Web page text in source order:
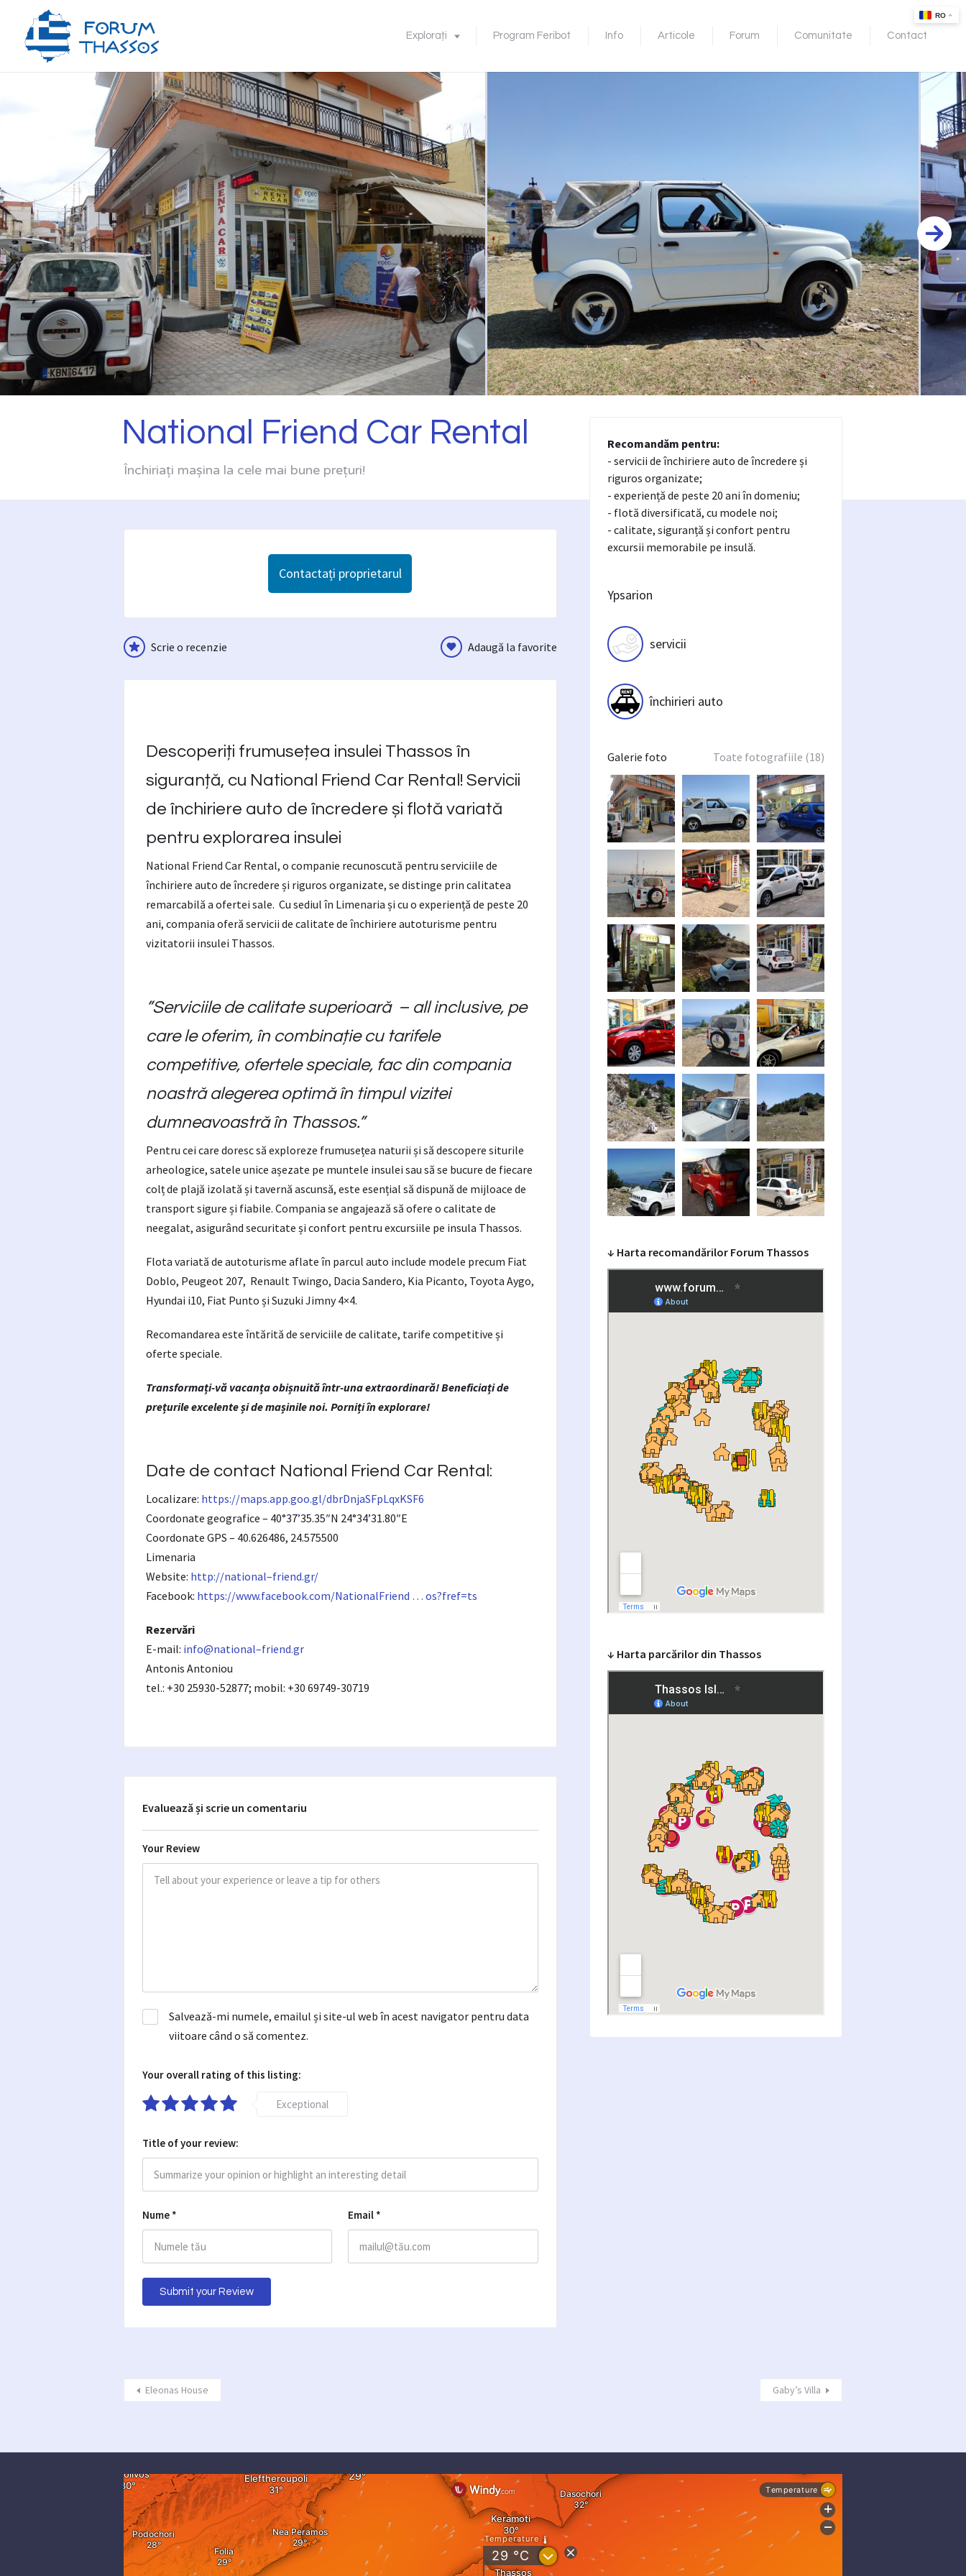
Explorați Program Feribot Info Articole Forum Comunitate Contact
National Friend Car Rental
Închiriați mașina la cele mai bune prețuri!
Contactați proprietarul
Scrie o recenzie Adaugă la favorite
Descoperiți frumusețea insulei Thassos în
siguranță, cu National Friend Car Rental! Servicii
de închiriere auto de încredere și flotă variată
pentru explorarea insulei
National Friend Car Rental, o companie recunoscută pentru serviciile de
închiriere auto de încredere și riguros organizate, se distinge prin calitatea
remarcabilă a ofertei sale. Cu sediul în Limenaria și cu o experiență de peste 20
ani, compania oferă servicii de calitate de închiriere autoturisme pentru
vizitatorii insulei Thassos.
”Serviciile de calitate superioară – all inclusive, pe
care le oferim, în combinație cu tarifele
competitive, ofertele speciale, fac din compania
noastră alegerea optimă în timpul vizitei
dumneavoastră în Thassos.”
Pentru cei care doresc să exploreze frumusețea naturii și să descopere siturile
arheologice, satele unice așezate pe muntele insulei sau să se bucure de fiecare
colț de plajă izolată și tavernă ascunsă, este esențial să dispună de mijloace de
transport sigure și fiabile. Compania se angajează să ofere o calitate de
neegalat, asigurând securitate și confort pentru excursiile pe insula Thassos.
Flota variată de autoturisme aflate în parcul auto include modele precum Fiat
Doblo, Peugeot 207, Renault Twingo, Dacia Sandero, Kia Picanto, Toyota Aygo,
Hyundai i10, Fiat Punto și Suzuki Jimny 4×4.
Recomandarea este întărită de serviciile de calitate, tarife competitive și
oferte speciale.
Transformați-vă vacanța obișnuită într-una extraordinară! Beneficiați de
prețurile excelente și de mașinile noi. Porniți în explorare!
Date de contact National Friend Car Rental:
Localizare: https://maps.app.goo.gl/dbrDnjaSFpLqxKSF6
Coordonate geografice – 40°37’35.35″N 24°34’31.80″E
Coordonate GPS – 40.626486, 24.575500
Limenaria
Website: http://national–friend.gr/
Facebook: https://www.facebook.com/NationalFriend … os?fref=ts
Rezervări
E-mail: info@national–friend.gr
Antonis Antoniou
tel.: +30 25930-52877; mobil: +30 69749-30719
Evaluează și scrie un comentariu
Your Review
Nume * Email *
Salvează-mi numele, emailul și site-ul web în acest navigator pentru data
viitoare când o să comentez.
Your overall rating of this listing:
Exceptional
Title of your review:
Recomandăm pentru:
- servicii de închiriere auto de încredere și
riguros organizate;
- experiență de peste 20 ani în domeniu;
- flotă diversificată, cu modele noi;
- calitate, siguranță și confort pentru
excursii memorabile pe insulă.
Ypsarion
servicii
închirieri auto
Galerie foto Toate fotografiile (18)
↓ Harta recomandărilor Forum Thassos
↓ Harta parcărilor din Thassos
Eleonas House Gaby’s Villa